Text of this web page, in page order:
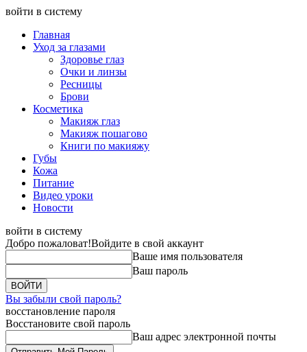
войти в систему
Главная
Уход за глазами
Здоровье глаз
Очки и линзы
Ресницы
Брови
Косметика
Макияж глаз
Макияж пошагово
Книги по макияжу
Губы
Кожа
Питание
Видео уроки
Новости
войти в систему
Добро пожаловат!Войдите в свой аккаунт
Ваше имя пользователя
Ваш пароль
Вы забыли свой пароль?
восстановление пароля
Восстановите свой пароль
Ваш адрес электронной почты